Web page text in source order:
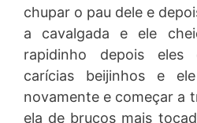
chupar o pau dele e
a cavalgada e ele
rapidinho depois eles
carícias beijinhos e
novamente e começar a
ela de bruços mais